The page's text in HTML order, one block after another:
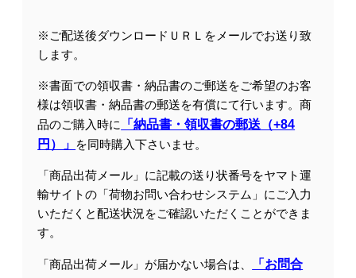
※ご配送後ダウンロードＵＲＬをメールでお送り致
します。
※書面での領収書・納品書のご郵送をご希望のお客
様は領収書・納品書の郵送を有償にて行います。商
品のご購入時に
「納品書・領収書の郵送（+84
円）」 を同時購入下さいませ。
「商品出荷メール」に記載の送り状番号をヤマト運
輸サイトの「荷物お問い合わせシステム」にご入力
いただくと配送状況をご確認いただくことができま
す。
「商品出荷メール」が届かない場合は、
「お問合